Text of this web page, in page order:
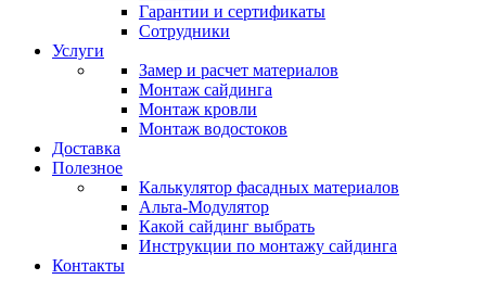
Гарантии и сертификаты
Сотрудники
Услуги
Замер и расчет материалов
Монтаж сайдинга
Монтаж кровли
Монтаж водостоков
Доставка
Полезное
Калькулятор фасадных материалов
Альта-Модулятор
Какой сайдинг выбрать
Инструкции по монтажу сайдинга
Контакты